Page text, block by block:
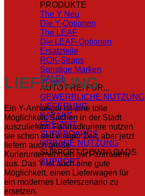
PRODUKTE
The Y
Die Y-Optionen
The LEAF
Die LEAF-Optionen
Ersatzteile
ROK-Straps
Sonstige Marken
SALE!
AUTO FREI FÜR...
GEWERBLICHE NUTZUNG
LIEFERUNG
KAYAKS
FREIZEIT
SURFBOARDS
URBANE NUTZUNG
SUPPORT/DOWNLOADS
SUPPORT
LIEFERUNG
Ein Y-Anhänger ist eine tolle
Möglichkeit, Sachen in der Stadt
auszuliefern. Fahrradkuriere nutzen
sie schon seit einiger Zeit, aber jetzt
liefern auch große
Kurierunternehmen mit Fahrrädern
aus. Das Y ist auch eine gute
Möglichkeit, einen Lieferwagen für
ein modernes Lieferszenario zu
ersetzen.